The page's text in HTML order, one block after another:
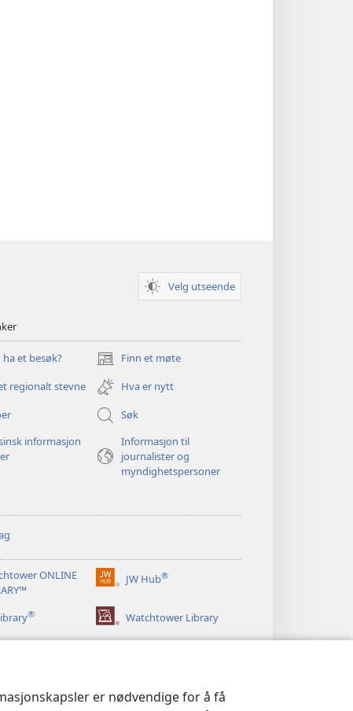
er nødvendige for å få
Velg utseende
ha et besøk? Finn et møte
(åpner
nytt
vindu)
regionalt stevne
Hva er nytt
Søk
informasjon
Informasjon til
journalister og
myndighetspersoner
ONLINE
JW Hub®
(åpner
vindu)
® Watchtower Library